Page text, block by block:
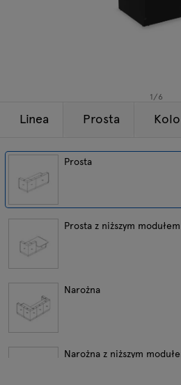
1/6
Linea
Prosta
Prosta z niższym modułem
Narożna
Narożna z niższym
Prosta